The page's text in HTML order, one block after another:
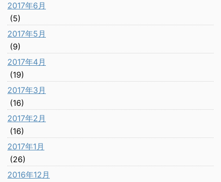
2017年6月
(5)
2017年5月
(9)
2017年4月
(19)
2017年3月
(16)
2017年2月
(16)
2017年1月
(26)
2016年12月